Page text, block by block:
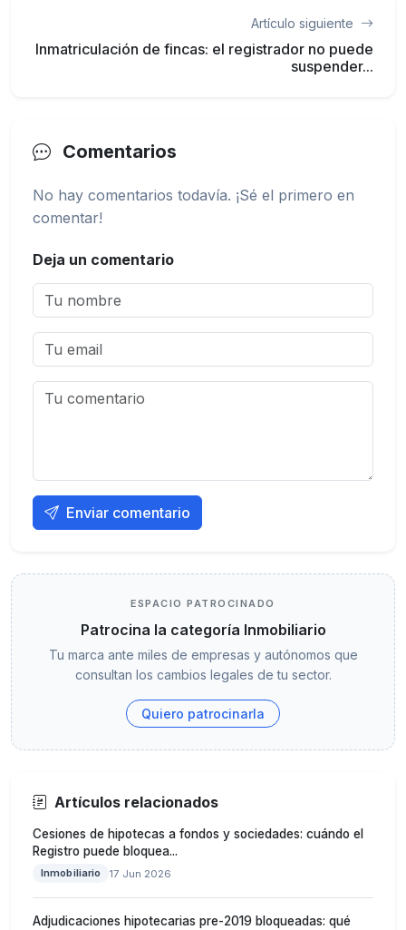
Artículo siguiente
Inmatriculación de fincas: el registrador no puede
suspender...
Comentarios
No hay comentarios todavía. ¡Sé el primero en
comentar!
Deja un comentario
Enviar comentario
ESPACIO PATROCINADO
Patrocina la categoría Inmobiliario
Tu marca ante miles de empresas y autónomos que
consultan los cambios legales de tu sector.
Quiero patrocinarla
Artículos relacionados
Cesiones de hipotecas a fondos y sociedades: cuándo el
Registro puede bloquea...
Inmobiliario 17 Jun 2026
Adjudicaciones hipotecarias pre-2019 bloqueadas: qué